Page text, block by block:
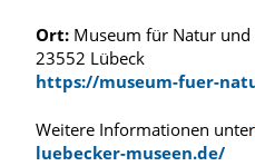
Ort: Museum für Natur
23552 Lübeck
https://museum-fuer-
Weitere Informationen unter
luebecker-museen.de/